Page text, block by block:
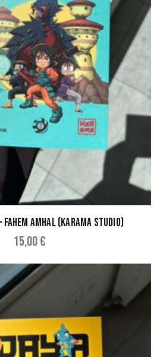
FAHEM AMHAL (KARAMA STUDIO)
15,00€